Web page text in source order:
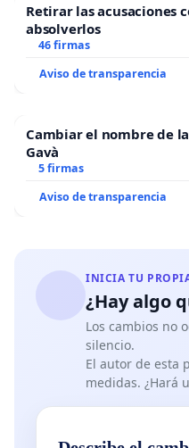
Retirar las acusaciones
absolverlos
46 firmas
Aviso de transparencia
Cambiar el nombre de
Gavà
5 firmas
Aviso de transparencia
INICIA TU
¿Hay algo
Los cambios no
silencio.
El autor de esta
medidas. ¿Hará